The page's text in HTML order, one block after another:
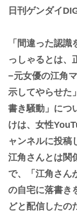
日刊ゲンダイ
「間違った認
っしゃるとは、
−元女優の江角
示してやらせた
書き騒動」につ
けは、女性
ャンネルに投稿
江角さんとは関
で、「江角さん
の自宅に落書き
どと配信したの